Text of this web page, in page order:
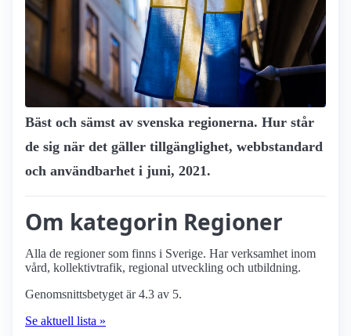
Bäst och sämst av svenska regionerna. Hur står
de sig när det gäller tillgänglighet, webbstandard
och användbarhet i juni, 2021.
Om kategorin Regioner
Alla de regioner som finns i Sverige. Har verksamhet inom
vård, kollektivtrafik, regional utveckling och utbildning.
Genomsnittsbetyget är 4.3 av 5.
Se aktuell lista »